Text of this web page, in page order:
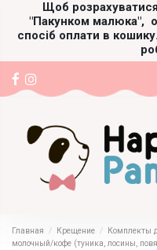
Щоб
"Пакунком малюка",
спосіб оплати в
Главная Крещение Комплекты
молочный/кофе (туника, лосины,